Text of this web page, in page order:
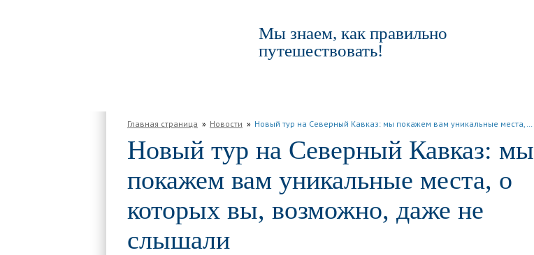
Мы знаем, как правильно
путешествовать!
Главная страница Новости Новый тур на Северный Кавказ: мы покажем вам уникальные места,…
Новый тур на Северный Кавказ: мы
покажем вам уникальные места, о
которых вы, возможно, даже не
слышали